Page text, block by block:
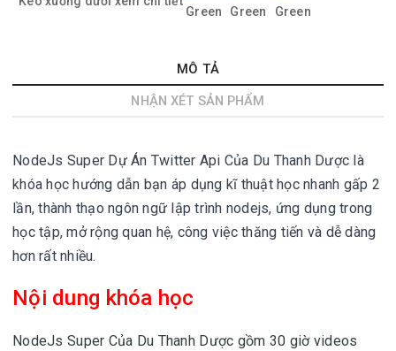
MÔ TẢ
NHẬN XÉT SẢN PHẨM
NodeJs Super Dự Án Twitter Api Của Du Thanh Dược là
khóa học hướng dẫn bạn áp dụng kĩ thuật học nhanh gấp 2
lần, thành thạo ngôn ngữ lập trình nodejs, ứng dụng trong
học tập, mở rộng quan hệ, công việc thăng tiến và dễ dàng
hơn rất nhiều.
Nội dung khóa học
NodeJs Super Của Du Thanh Dược gồm 30 giờ videos